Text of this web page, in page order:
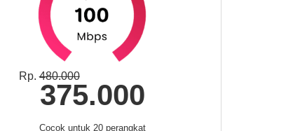
Rp.480.000
375.000
Cocok untuk 20 perangkat